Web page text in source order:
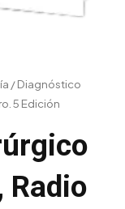
/ Diagnóstico
5 Edición
Radio